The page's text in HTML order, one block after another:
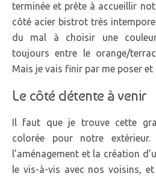
terminée et prête à accueillir
côté acier bistrot très
du mal à choisir une
toujours entre le orange/
Mais je vais finir par me poser et
Le côté détente à venir
Il faut que je trouve cette
colorée pour notre
l’aménagement et la création
le vis-à-vis avec nos voisins,